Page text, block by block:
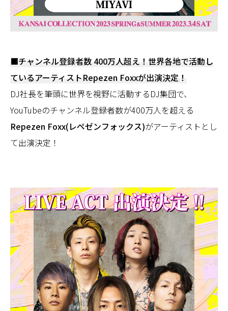
■チャンネル登録者数 400万人超え！世界各地で活動し
ているアーティストRepezen Foxxが出演決定！
DJ社長を筆頭に世界を視野に活動するDJ集団で、
YouTubeのチャンネル登録者数が400万人を超える
Repezen Foxx(レペゼンフォックス)がアーティストとし
て出演決定！